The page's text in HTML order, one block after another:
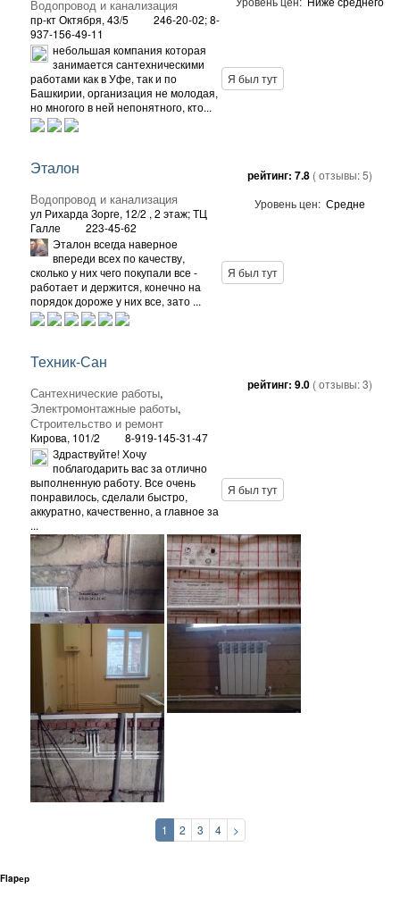
Водопровод и канализация
пр-кт Октября, 43/5
246-20-02; 8-
937-156-49-11
небольшая компания которая
занимается сантехническими
работами как в Уфе, так и по
Башкирии, организация не молодая,
но многого в ней непонятного, кто...
Я был тут
Эталон
Водопровод и канализация
ул Рихарда Зорге, 12/2 , 2 этаж; ТЦ
Галле
223-45-62
рейтинг: 7.8 ( отзывы:5)
Уровень цен: Средне
Эталон всегда наверное
впереди всех по качеству,
сколько у них чего покупали все -
работает и держится, конечно на
порядок дороже у них все, зато ...
Я был тут
Техник-Сан
Сантехнические работы,
Электромонтажные работы,
Строительство и ремонт
Кирова, 101/2 8-919-145-31-47
рейтинг: 9.0 ( отзывы:3)
Здраствуйте! Хочу
поблагодарить вас за отлично
выполненную работу. Все очень
понравилось, сделали быстро,
аккуратно, качественно, а главное за
...
Я был тут
1 2 3 4 >
Flapер